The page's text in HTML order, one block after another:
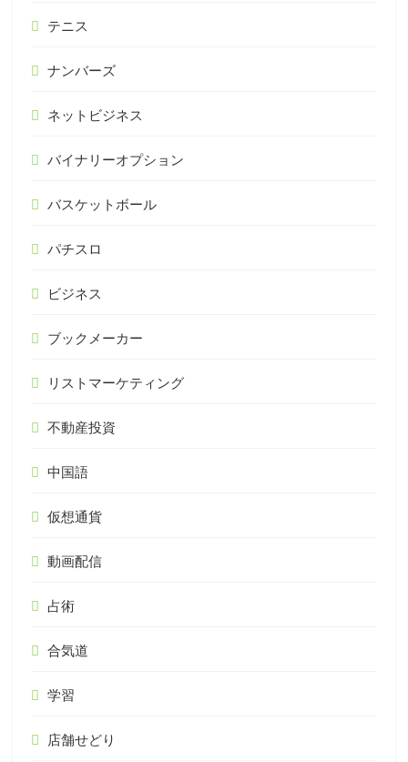
テニス
ナンバーズ
ネットビジネス
バイナリーオプション
バスケットボール
パチスロ
ビジネス
ブックメーカー
リストマーケティング
不動産投資
中国語
仮想通貨
動画配信
占術
合気道
学習
店舗せどり